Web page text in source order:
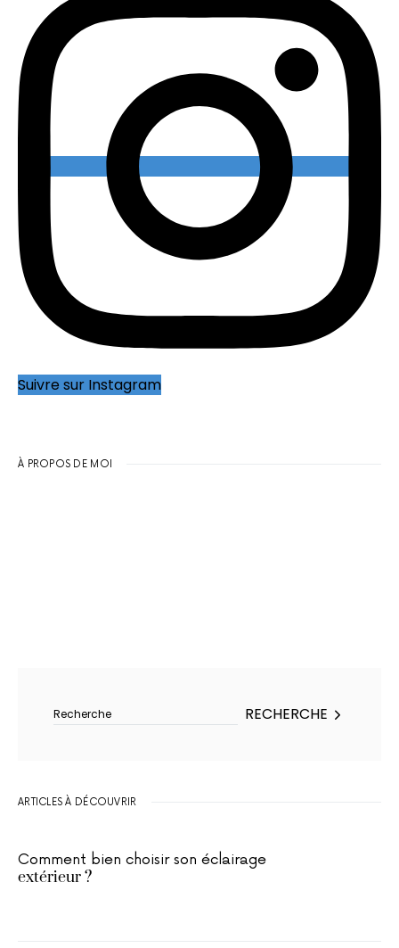
Suivre sur Instagram
À PROPOS DE MOI
RECHERCHE
ARTICLES À DÉCOUVRIR
Comment bien choisir son éclairage
extérieur ?